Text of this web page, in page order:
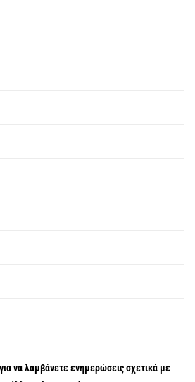
να λαμβάνετε ενημερώσεις σχετικά με